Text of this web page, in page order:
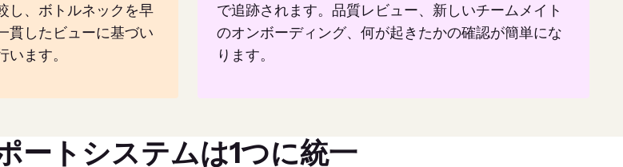
し、ボトルネックを早
貫したビューに基づい
います。
で追跡されます。品質レビュー、新しいチームメイト
のオンボーディング、何が起きたかの確認が簡単にな
ります。
ートシステムは1つに統一